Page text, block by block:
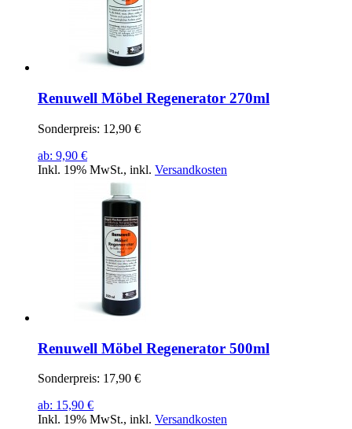
Renuwell Möbel Regenerator 270ml
Sonderpreis: 12,90 €
ab: 9,90 €
Inkl. 19% MwSt., inkl. Versandkosten
Renuwell Möbel Regenerator 500ml
Sonderpreis: 17,90 €
ab: 15,90 €
Inkl. 19% MwSt., inkl. Versandkosten